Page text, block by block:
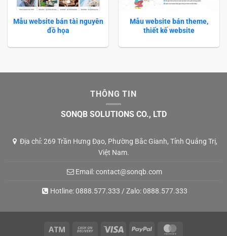
Mẫu website bán tài nguyên
đồ họa
Mẫu website bán theme,
thiết kế website
THÔNG TIN
SONQB SOLUTIONS CO., LTD
Địa chỉ: 269 Trần Hưng Đạo, Phường Bắc Gianh, Tỉnh Quảng Trị,
Việt Nam.
Email:contact@sonqb.com
Hotline:0888.577.333 / Zalo:0888.577.333
Atm Cash Visa PayPal